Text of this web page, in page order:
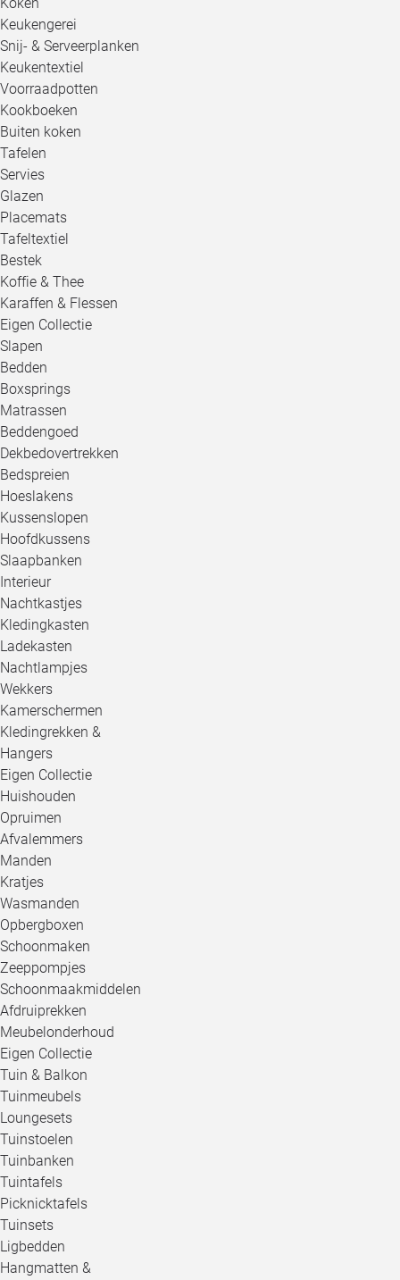
Keukengerei
Snij- & Serveerplanken
Keukentextiel
Voorraadpotten
Kookboeken
Buiten koken
Tafelen
Servies
Glazen
Placemats
Tafeltextiel
Bestek
Koffie & Thee
Karaffen & Flessen
Eigen Collectie
Slapen
Bedden
Boxsprings
Matrassen
Beddengoed
Dekbedovertrekken
Bedspreien
Hoeslakens
Kussenslopen
Hoofdkussens
Slaapbanken
Interieur
Nachtkastjes
Kledingkasten
Ladekasten
Nachtlampjes
Wekkers
Kamerschermen
Kledingrekken &
Hangers
Eigen Collectie
Huishouden
Opruimen
Afvalemmers
Manden
Kratjes
Wasmanden
Opbergboxen
Schoonmaken
Zeeppompjes
Schoonmaakmiddelen
Afdruiprekken
Meubelonderhoud
Eigen Collectie
Tuin & Balkon
Tuinmeubels
Loungesets
Tuinstoelen
Tuinbanken
Tuintafels
Picknicktafels
Tuinsets
Ligbedden
Hangmatten &